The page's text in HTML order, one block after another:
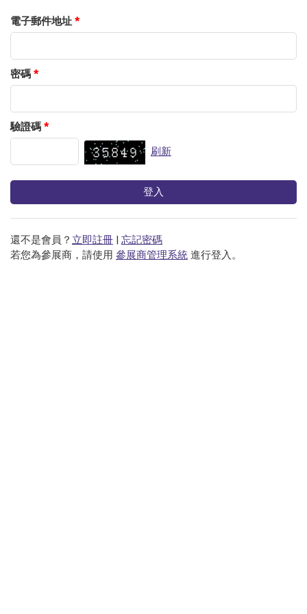
電子郵件地址 *
密碼 *
驗證碼 *
刷新
還不是會員？ 立即註冊 | 忘記密碼
若您為參展商，請使用 參展商管理系統 進行登入。